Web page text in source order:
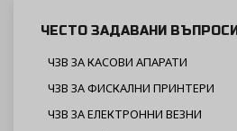
ЧЕСТО ЗАДАВАНИ ВЪПРОСИ
ЧЗВ ЗА КАСОВИ АПАРАТИ
ЧЗВ ЗА ФИСКАЛНИ ПРИНТЕРИ
ЧЗВ ЗА ЕЛЕКТРОННИ ВЕЗНИ